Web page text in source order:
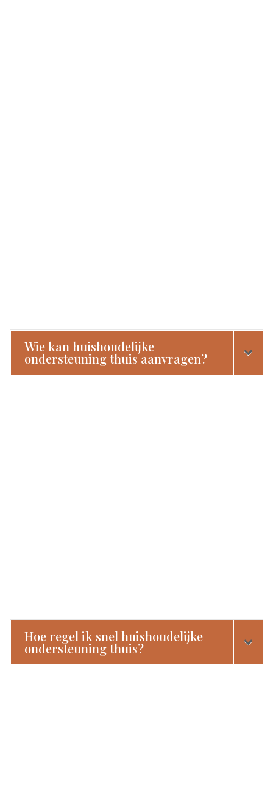
Wie kan huishoudelijke
ondersteuning thuis aanvragen?
Hoe regel ik snel huishoudelijke
ondersteuning thuis?